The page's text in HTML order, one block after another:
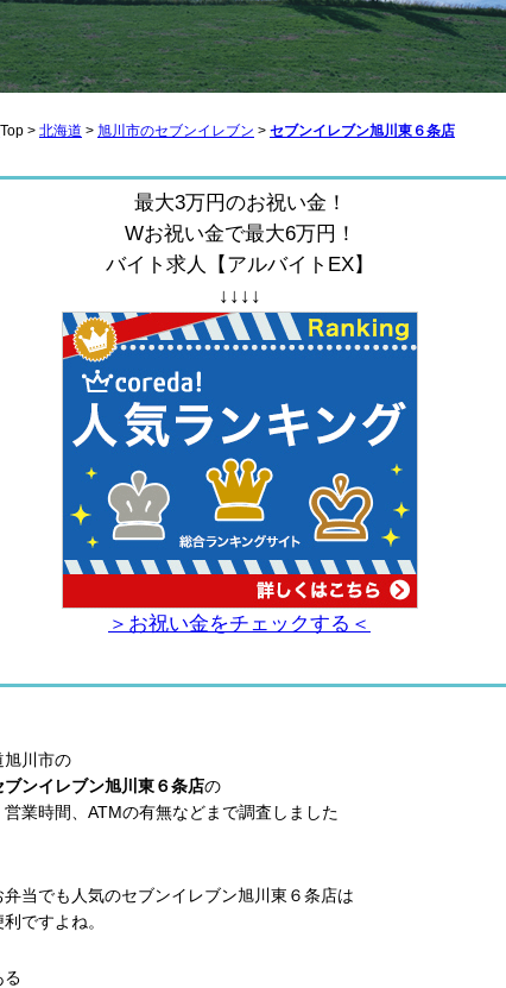
Top > 北海道 > 旭川市のセブンイレブン > セブンイレブン旭川東６条店
最大3万円のお祝い金！
Wお祝い金で最大6万円！
バイト求人【アルバイトEX】
↓↓↓↓
＞お祝い金をチェックする＜
旭川市の
ブンイレブン旭川東６条店の
業時間、ATMの有無などまで調査しました
当でも人気のセブンイレブン旭川東６条店は
ですよね。
る